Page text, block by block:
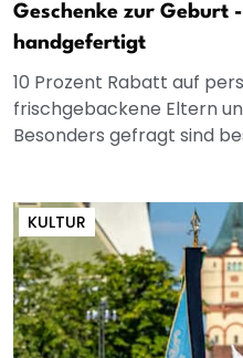
Geschenke zur Geburt
handgefertigt
10 Prozent Rabatt auf
frischgebackene Eltern
Besonders gefragt sind
KULTUR